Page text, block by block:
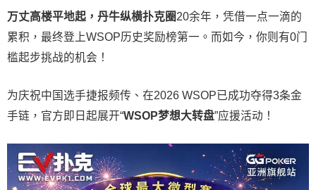
万丈高楼平地起，丹牛纵横扑克圈20余年，凭借一点一滴的
累积，最终登上WSOP历史奖励榜第一。而如今，你则有0门
槛起步挑战的机会！
为庆祝中国选手捷报频传、在2026 WSOP已成功夺得3条金
手链，官方即日起展开“WSOP梦想大转盘”应援活动！